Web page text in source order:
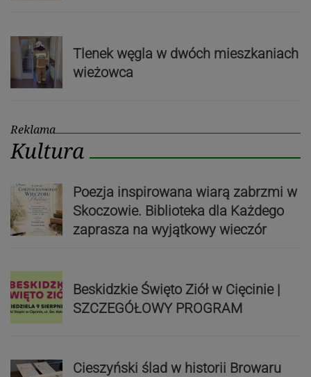
Tlenek węgla w dwóch mieszkaniach
wieżowca
Reklama
Kultura
Poezja inspirowana wiarą zabrzmi w
Skoczowie. Biblioteka dla Każdego
zaprasza na wyjątkowy wieczór
Beskidzkie Święto Ziół w Cięcinie |
SZCZEGÓŁOWY PROGRAM
Cieszyński ślad w historii Browaru